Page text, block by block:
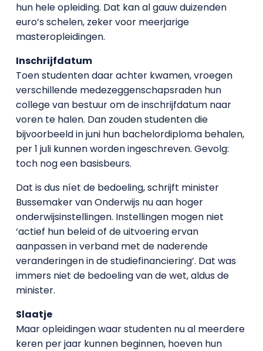
hun hele opleiding. Dat kan al gauw duizenden
euro’s schelen, zeker voor meerjarige
masteropleidingen.
Inschrijfdatum
Toen studenten daar achter kwamen, vroegen
verschillende medezeggenschapsraden hun
college van bestuur om de inschrijfdatum naar
voren te halen. Dan zouden studenten die
bijvoorbeeld in juni hun bachelordiploma behalen,
per 1 juli kunnen worden ingeschreven. Gevolg:
toch nog een basisbeurs.
Dat is dus níet de bedoeling, schrijft minister
Bussemaker van Onderwijs nu aan hoger
onderwijsinstellingen. Instellingen mogen niet
‘actief hun beleid of de uitvoering ervan
aanpassen in verband met de naderende
veranderingen in de studiefinanciering’. Dat was
immers niet de bedoeling van de wet, aldus de
minister.
Slaatje
Maar opleidingen waar studenten nu al meerdere
keren per jaar kunnen beginnen, hoeven hun